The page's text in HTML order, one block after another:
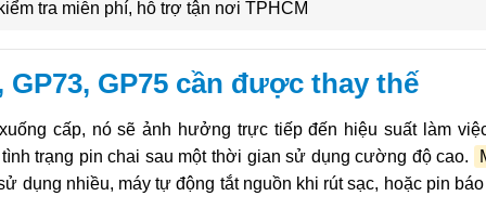
tra miễn phí, hỗ trợ tận nơi TPHCM
GP73, GP75 cần được thay thế
cấp, nó sẽ ảnh hưởng trực tiếp đến hiệu suất làm
trạng pin chai sau một thời gian sử dụng cường độ cao.
dụng nhiều, máy tự động tắt nguồn khi rút sạc, hoặc pin